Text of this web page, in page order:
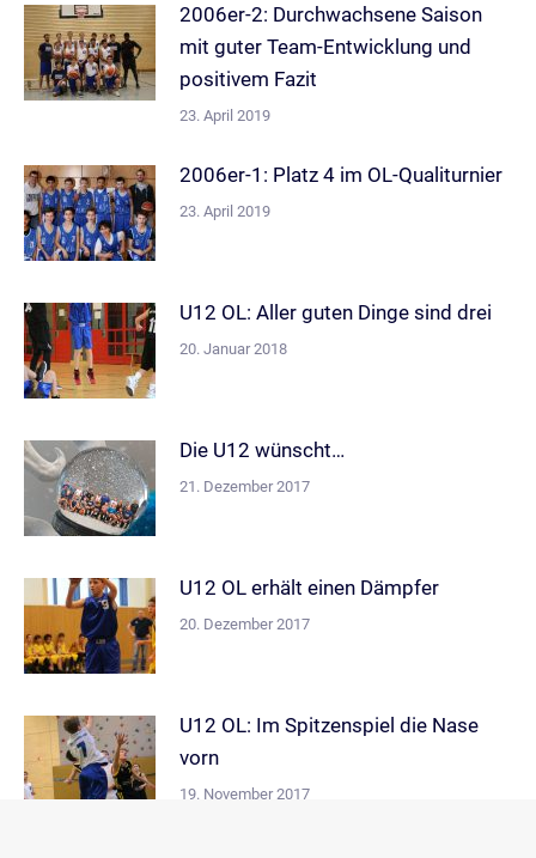
2006er-2: Durchwachsene Saison
mit guter Team-Entwicklung und
positivem Fazit
23. April 2019
2006er-1: Platz 4 im OL-Qualiturnier
23. April 2019
U12 OL: Aller guten Dinge sind drei
20. Januar 2018
Die U12 wünscht…
21. Dezember 2017
U12 OL erhält einen Dämpfer
20. Dezember 2017
U12 OL: Im Spitzenspiel die Nase
vorn
19. November 2017